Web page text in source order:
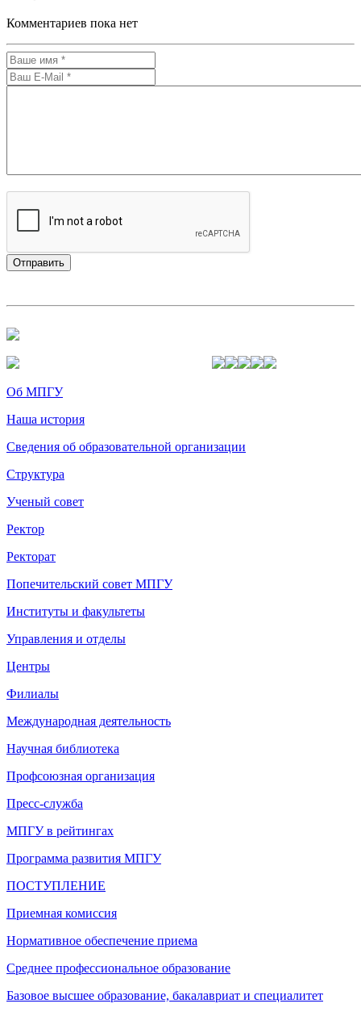
Комментариев пока нет
Об МПГУ
Наша история
Сведения об образовательной организации
Структура
Ученый совет
Ректор
Ректорат
Попечительский совет МПГУ
Институты и факультеты
Управления и отделы
Центры
Филиалы
Международная деятельность
Научная библиотека
Профсоюзная организация
Пресс-служба
МПГУ в рейтингах
Программа развития МПГУ
ПОСТУПЛЕНИЕ
Приемная комиссия
Нормативное обеспечение приема
Среднее профессиональное образование
Базовое высшее образование, бакалавриат и специалитет